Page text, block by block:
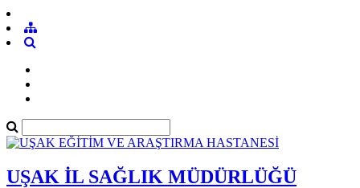
UŞAK İL SAĞLIK MÜDÜRLÜĞÜ